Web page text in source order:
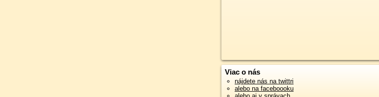
Viac o nás
nájdete nás na twittri
alebo na faceboooku